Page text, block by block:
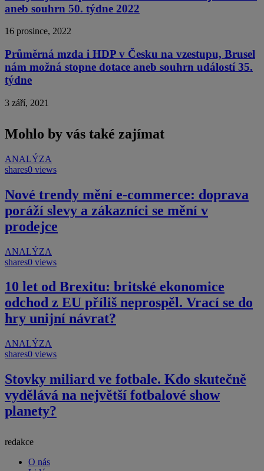
aneb souhrn 50. týdne 2022
16 prosince, 2022
Průměrná mzda i HDP v Česku na vzestupu, Brusel
nám možná stopne dotace aneb souhrn událostí 35.
týdne
3 září, 2021
Mohlo by vás také zajímat
ANALÝZA
shares0 views
Nové trendy mění e-commerce: doprava
poráží slevy a zákazníci se mění v
prodejce
ANALÝZA
shares0 views
10 let od Brexitu: britské ekonomice
odchod z EU příliš neprospěl. Vrací se do
hry unijní návrat?
ANALÝZA
shares0 views
Stovky miliard ve fotbale. Kdo skutečně
vydělává na největší fotbalové show
planety?
redakce
O nás